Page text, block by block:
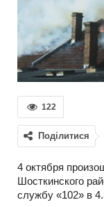
122
Поділитися
4 октября
Шосткинского
службу «102» в